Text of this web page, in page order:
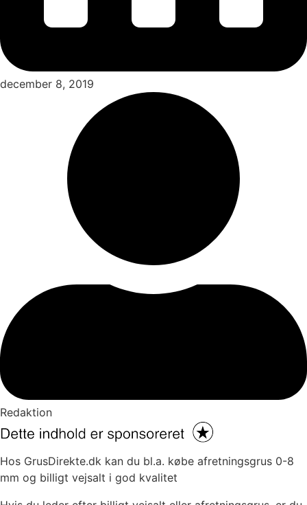
december 8, 2019
Redaktion
Hos GrusDirekte.dk kan du bl.a. købe afretningsgrus 0-8
mm og billigt vejsalt i god kvalitet